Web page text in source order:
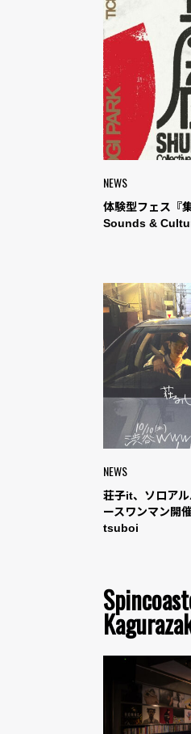
NEWS
体験型フェス『
Sounds &
NEWS
荘子it、ソロア
ースワンマン
tsuboi